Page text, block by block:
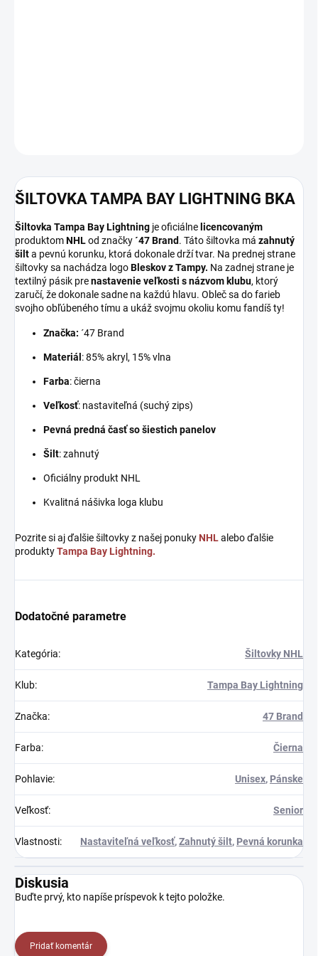
ŠILTOVKA TAMPA BAY LIGHTNING BKA
Šiltovka Tampa Bay Lightning je oficiálne licencovaným
produktomNHLod značky ´47 Brand. Táto šiltovka má zahnutý
šilta pevnú korunku, ktorá dokonale drží tvar. Na prednej strane
šiltovky sa nachádza logoBleskov z Tampy. Na zadnej strane je
textilný pásik prenastavenie veľkosti s názvom klubu, ktorý
zaručí, že dokonale sadne na každú hlavu. Obleč sa do farieb
svojho obľúbeného tímu a ukáž svojmu okoliu komu fandíš ty!
Značka: ´47 Brand
Materiál : 85% akryl, 15% vlna
Farba: čierna
Veľkosť: nastaviteľná (suchý zips)
Pevná predná časť so šiestich panelov
Šilt: zahnutý
Oficiálny produkt NHL
Kvalitná nášivka loga klubu
Pozrite si aj ďalšie šiltovky z našej ponuky NHLalebo ďalšie
produktyTampa Bay Lightning.
Dodatočné parametre
Kategória: Šiltovky NHL
Klub: Tampa Bay Lightning
Značka: 47 Brand
Farba: Čierna
Pohlavie: Unisex, Pánske
Veľkosť: Senior
Vlastnosti: Nastaviteľná veľkosť,Zahnutý šilt, Pevná korunka
Diskusia
Buďte prvý, kto napíše príspevok k tejto položke.
Pridať komentár